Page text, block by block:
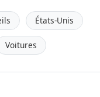
États-Unis
Voitures